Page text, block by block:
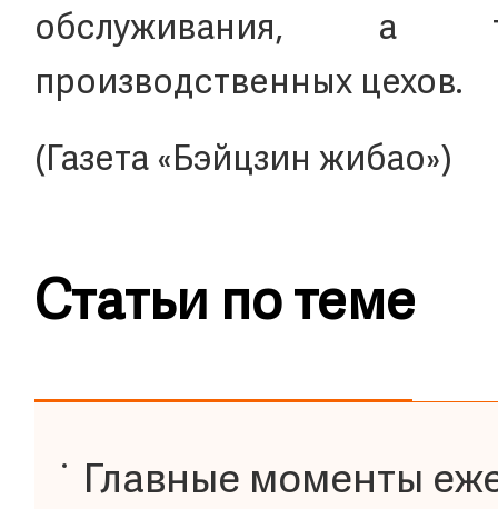
обслуживания, а
производственных цехов.
(Газета «Бэйцзин жибао»)
Статьи по теме
Главные моменты